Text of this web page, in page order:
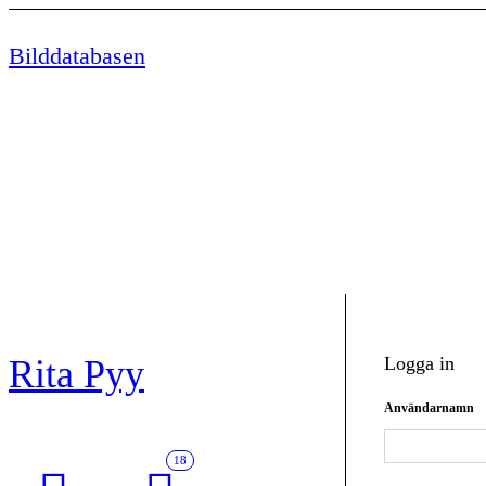
Bilddatabasen
Rita Pyy
18
Logga in
Användarnamn